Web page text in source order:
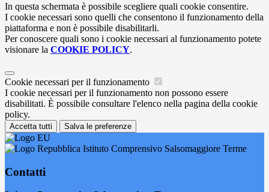
In questa schermata è possibile scegliere quali cookie consentire.
I cookie necessari sono quelli che consentono il funzionamento della
piattaforma e non è possibile disabilitarli.
Per conoscere quali sono i cookie necessari al funzionamento potete
visionare la COOKIE POLICY.
Cookie necessari per il funzionamento
I cookie necessari per il funzionamento non possono essere
disabilitati. È possibile consultare l'elenco nella pagina della cookie
policy.
Accetta tutti Salva le preferenze
Istituto Comprensivo Salsomaggiore Terme
Contatti